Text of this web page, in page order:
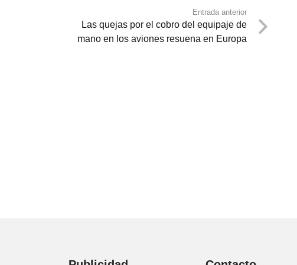
Entrada anterior
Las quejas por el cobro del equipaje de
mano en los aviones resuena en Europa